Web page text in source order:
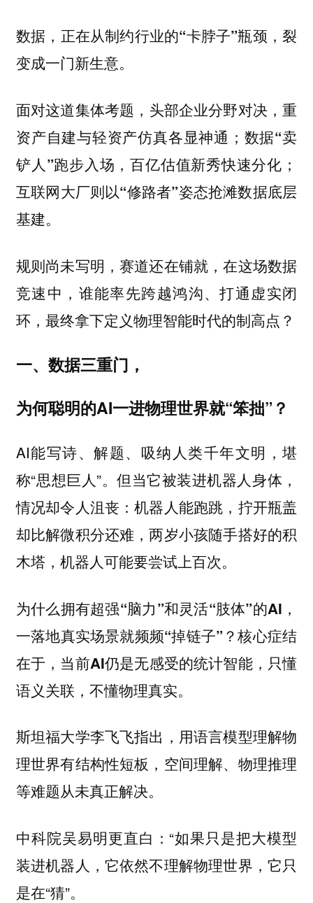
数据，正在从制约行业的“卡脖子”瓶颈，裂
变成一门新生意。
面对这道集体考题， 头部企业分野对决，重
资产自建与轻资产仿真各显神通； 数据“卖
铲人”跑步入场，百亿估值新秀快速分化 ；
互联网大厂则以“修路者”姿态抢滩数据底层
基建。
规则尚未写明，赛道还在铺就，在这场数据
竞速中， 谁能率先跨越鸿沟、打通虚实闭
环，最终拿下定义物理智能时代的制高点？
一、数据三重门，
为何聪明的AI一进物理世界就“笨拙”？
AI能写诗、解题、吸纳人类千年文明，堪
称“思想巨人”。但当它被装进机器人身体，
情况却令人沮丧：机器人能跑跳，拧开瓶盖
却比解微积分还难，两岁小孩随手搭好的积
木塔，机器人可能要尝试上百次。
为什么拥有超强“脑力”和灵活“肢体”的AI，
一落地真实场景就频频“掉链子”？核心症结
在于， 当前AI仍是无感受的统计智能，只懂
语义关联，不懂物理真实。
斯坦福大学李飞飞指出， 用语言模型理解物
理世界有结构性短板，空间理解、物理推理
等难题从未真正解决。
中科院吴易明更直白：“如果只是把大模型
装进机器人，它依然不理解物理世界，它只
是在“猜”。